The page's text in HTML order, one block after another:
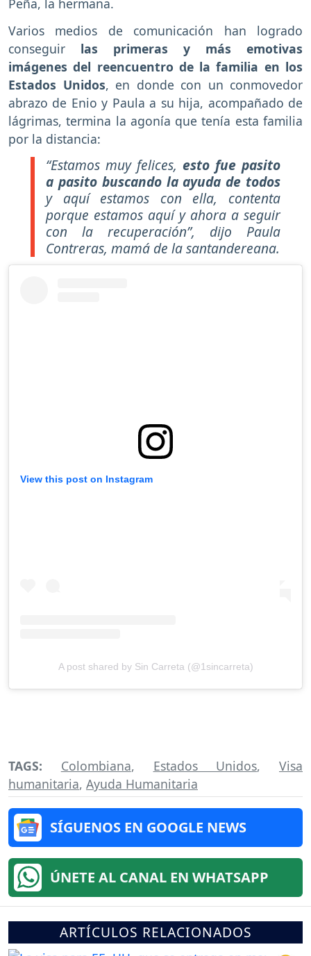
Peña, la hermana.
Varios medios de comunicación han logrado
conseguir las primeras y más emotivas
imágenes del reencuentro de la familia en los
Estados Unidos, en donde con un conmovedor
abrazo de Enio y Paula a su hija, acompañado de
lágrimas, termina la agonía que tenía esta familia
por la distancia:
“Estamos muy felices, esto fue pasito
a pasito buscando la ayuda de todos
y aquí estamos con ella, contenta
porque estamos aquí y ahora a seguir
con la recuperación”, dijo Paula
Contreras, mamá de la santandereana.
View this post on Instagram
A post shared by Sin Carreta (@1sincarreta)
TAGS: Colombiana, Estados Unidos, Visa
humanitaria, Ayuda Humanitaria
SÍGUENOS EN GOOGLE NEWS
ÚNETE AL CANAL EN WHATSAPP
ARTÍCULOS RELACIONADOS